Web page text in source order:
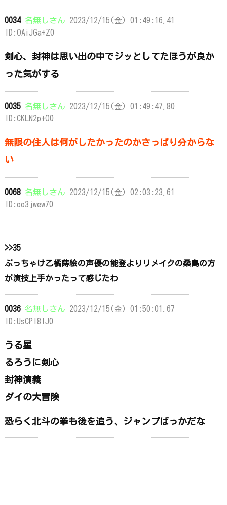
0034 名無しさん 2023/12/15(金) 01:49:16.41
ID:OAiJGa+Z0
剣心、封神は思い出の中でジッとしてたほうが良か
った気がする
0035 名無しさん 2023/12/15(金) 01:49:47.80
ID:CKLN2p+O0
無限の住人は何がしたかったのかさっぱり分からな
い
0068 名無しさん 2023/12/15(金) 02:03:23.61
ID:oo3jwew70
>>35
ぶっちゃけ乙橘蒔絵の声優の能登よりリメイクの桑島の方
が演技上手かったって感じたわ
0036 名無しさん 2023/12/15(金) 01:50:01.67
ID:UsCPI8lJ0
うる星
るろうに剣心
封神演義
ダイの大冒険
恐らく北斗の拳も後を追う、ジャンプばっかだな